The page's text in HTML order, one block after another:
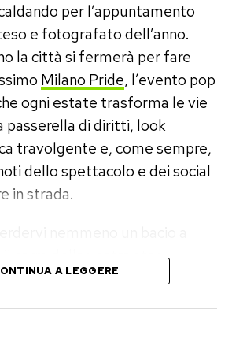
»
tra le righe, suona come
posizioni che negli anni hanno
all’uso dell’aria
della sostenibilità
invece, quando il caldo
la priorità resta la tutela
prova a tenere insieme
apparentemente inconciliabili:
per l’appuntamento
e fotografato dell’anno.
la città si fermerà per fare
Milano Pride, l’evento pop
ogni estate trasforma le vie
passerella di diritti, look
travolgente e, come sempre,
dello spettacolo e dei social
in strada.
il carro della vostra star
guida definitiva per vivere
A LEGGERE